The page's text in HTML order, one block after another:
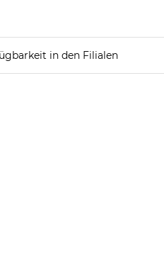
in den Filialen